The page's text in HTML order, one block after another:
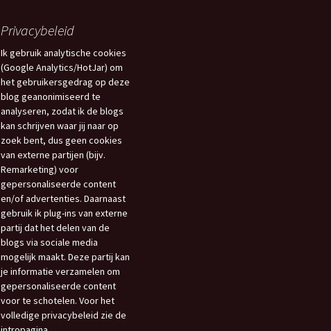
Privacybeleid
Ik gebruik analytische cookies
(Google Analytics/HotJar) om
het gebruikersgedrag op deze
blog geanonimiseerd te
analyseren, zodat ik de blogs
kan schrijven waar jij naar op
zoek bent, dus geen cookies
van externe partijen (bijv.
Remarketing) voor
gepersonaliseerde content
en/of advertenties. Daarnaast
gebruik ik plug-ins van externe
partij dat het delen van de
blogs via sociale media
mogelijk maakt. Deze partij kan
je informatie verzamelen om
gepersonaliseerde content
voor te schotelen. Voor het
volledige privacybeleid zie de